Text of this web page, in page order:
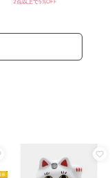
2点以上で5%OFF